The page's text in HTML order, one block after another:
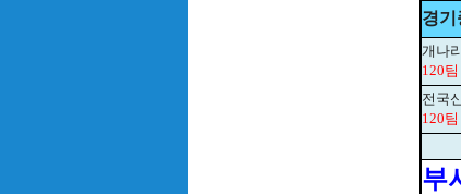
경기
개나
120팀
전국
120팀
부